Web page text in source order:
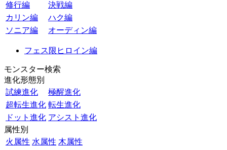
修行編
決戦編
カリン編
ハク編
ソニア編
オーディン編
フェス限ヒロイン編
モンスター検索
進化形態別
試練進化
極醒進化
超転生進化 転生進化
ドット進化 アシスト進化
属性別
火属性 水属性 木属性